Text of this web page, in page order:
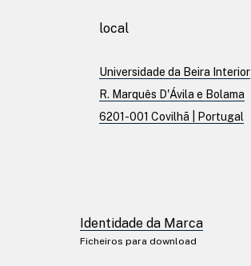
Patentes
Publicações
local
Universidade da Beira Interior
R. Marquês D'Ávila e Bolama
6201-001 Covilhã | Portugal
Identidade da Marca
Ficheiros para download